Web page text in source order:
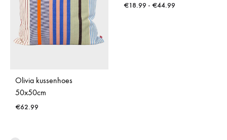
Olivia kussenhoes
50x50cm
€62.99
€18.99 - €44.99